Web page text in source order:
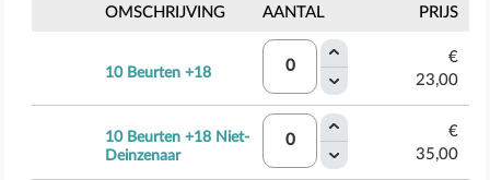
OMSCHRIJVING AANTAL PRIJS
10 Beurten +18
€
23,00
10 Beurten +18 Niet-
Deinzenaar
€
35,00